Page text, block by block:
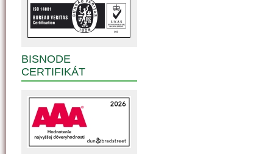
BISNODE
CERTIFIKÁT